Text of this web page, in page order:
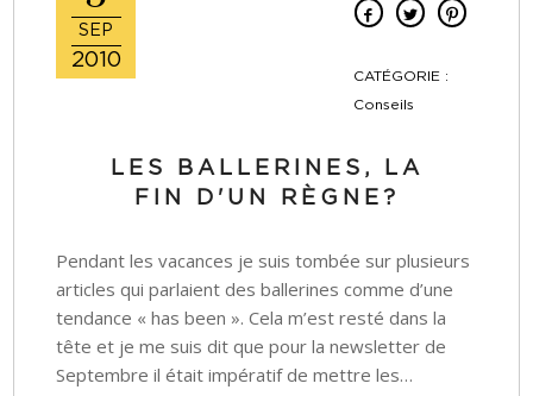
SEP
2010
CATÉGORIE :
Conseils
LES BALLERINES, LA
FIN D'UN RÈGNE?
Pendant les vacances je suis tombée sur plusieurs
articles qui parlaient des ballerines comme d’une
tendance « has been ». Cela m’est resté dans la
tête et je me suis dit que pour la newsletter de
Septembre il était impératif de mettre les…